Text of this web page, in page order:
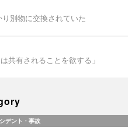
別物に交換されていた
共有されることを欲する」
デント・事故